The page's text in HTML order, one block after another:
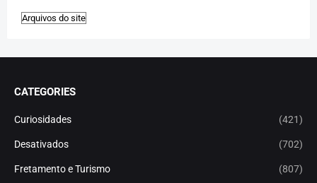
CATEGORIES
Curiosidades (421)
Desativados (702)
Fretamento e Turismo (807)